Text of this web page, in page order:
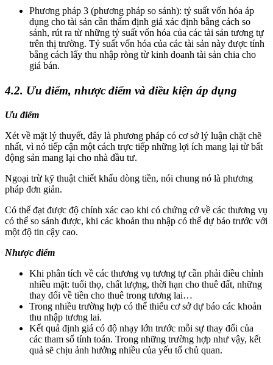
Phương pháp 3 (phương pháp so sánh): tỷ suất vốn hóa áp
dụng cho tài sản cần thẩm định giá xác định bằng cách so
sánh, rút ra từ những tỷ suất vốn hóa của các tài sản tương tự
trên thị trường. Tỷ suất vốn hóa của các tài sản này được tính
bằng cách lấy thu nhập ròng từ kinh doanh tài sản chia cho
giá bán.
4.2. Ưu điểm, nhược điểm và điều kiện áp dụng
Ưu điểm
Xét về mặt lý thuyết, đây là phương pháp có cơ sở lý luận chặt chẽ
nhất, vì nó tiếp cận một cách trực tiếp những lợi ích mang lại từ bất
động sản mang lại cho nhà đầu tư.
Ngoại trừ kỹ thuật chiết khấu dòng tiền, nói chung nó là phương
pháp đơn giản.
Có thể đạt được độ chính xác cao khi có chứng cớ về các thương vụ
có thể so sánh được, khi các khoản thu nhập có thể dự báo trước với
một độ tin cậy cao.
Nhược điểm
Khi phân tích về các thương vụ tương tự cần phải điều chỉnh
nhiều mặt: tuổi thọ, chất lượng, thời hạn cho thuê đất, những
thay đổi về tiền cho thuê trong tương lai…
Trong nhiều trường hợp có thể thiếu cơ sở dự báo các khoản
thu nhập tương lai.
Kết quả định giá có độ nhạy lớn trước mỗi sự thay đổi của
các tham số tính toán. Trong những trường hợp như vậy, kết
quả sẽ chịu ảnh hưởng nhiều của yếu tố chủ quan.